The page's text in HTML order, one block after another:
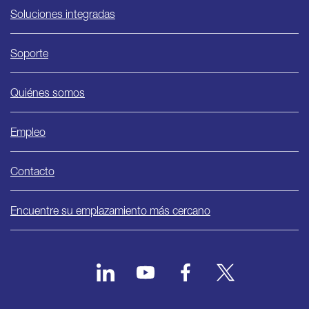
Soluciones integradas
Soporte
Quiénes somos
Empleo
Contacto
Encuentre su emplazamiento más cercano